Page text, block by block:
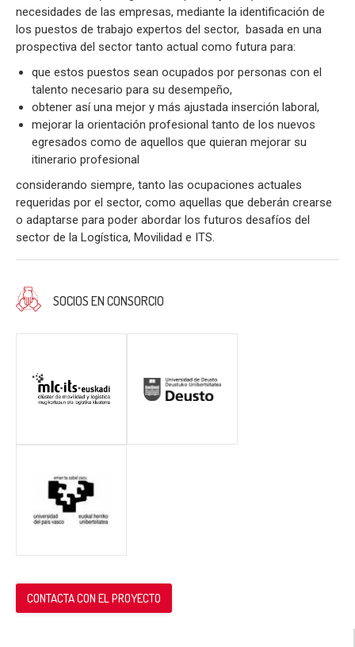
necesidades de las empresas, mediante la identificación de
los puestos de trabajo expertos del sector, basada en una
prospectiva del sector tanto actual como futura para:
que estos puestos sean ocupados por personas con el
talento necesario para su desempeño,
obtener así una mejor y más ajustada inserción laboral,
mejorar la orientación profesional tanto de los nuevos
egresados como de aquellos que quieran mejorar su
itinerario profesional
considerando siempre, tanto las ocupaciones actuales
requeridas por el sector, como aquellas que deberán crearse
o adaptarse para poder abordar los futuros desafíos del
sector de la Logística, Movilidad e ITS.
SOCIOS EN CONSORCIO
CONTACTA CON EL PROYECTO